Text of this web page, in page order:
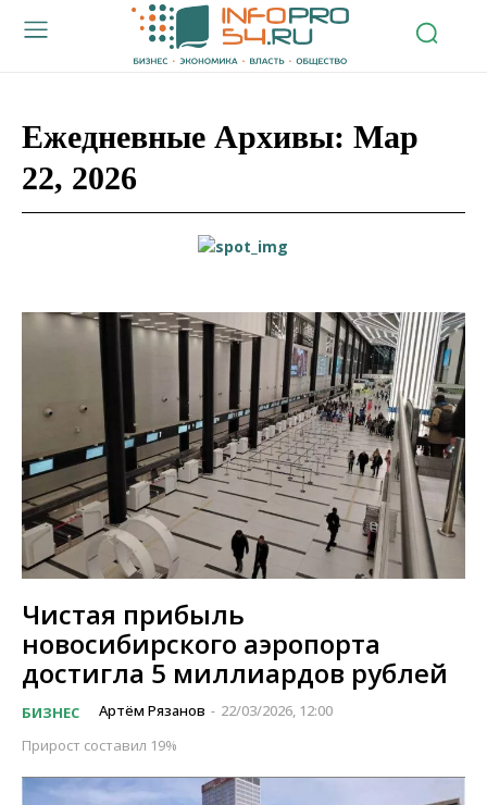
Ежедневные Архивы: Мар
22, 2026
Чистая прибыль
новосибирского аэропорта
достигла 5 миллиардов рублей
БИЗНЕС Артём Рязанов - 22/03/2026, 12:00
Прирост составил 19%